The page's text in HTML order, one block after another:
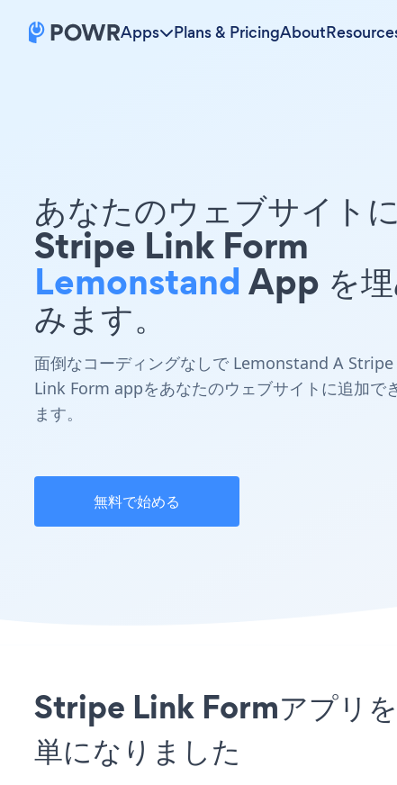
Apps Plans & PricingAbout
あなたのウェブサイト
Stripe Link Form
LemonstandApp を
みます。
面倒なコーディングなしで Lemonstand A Stripe
Link Form appをあなたのウェブサイトに追加で
ます。
無料で始める
Stripe Link Formアプリ
単になりました